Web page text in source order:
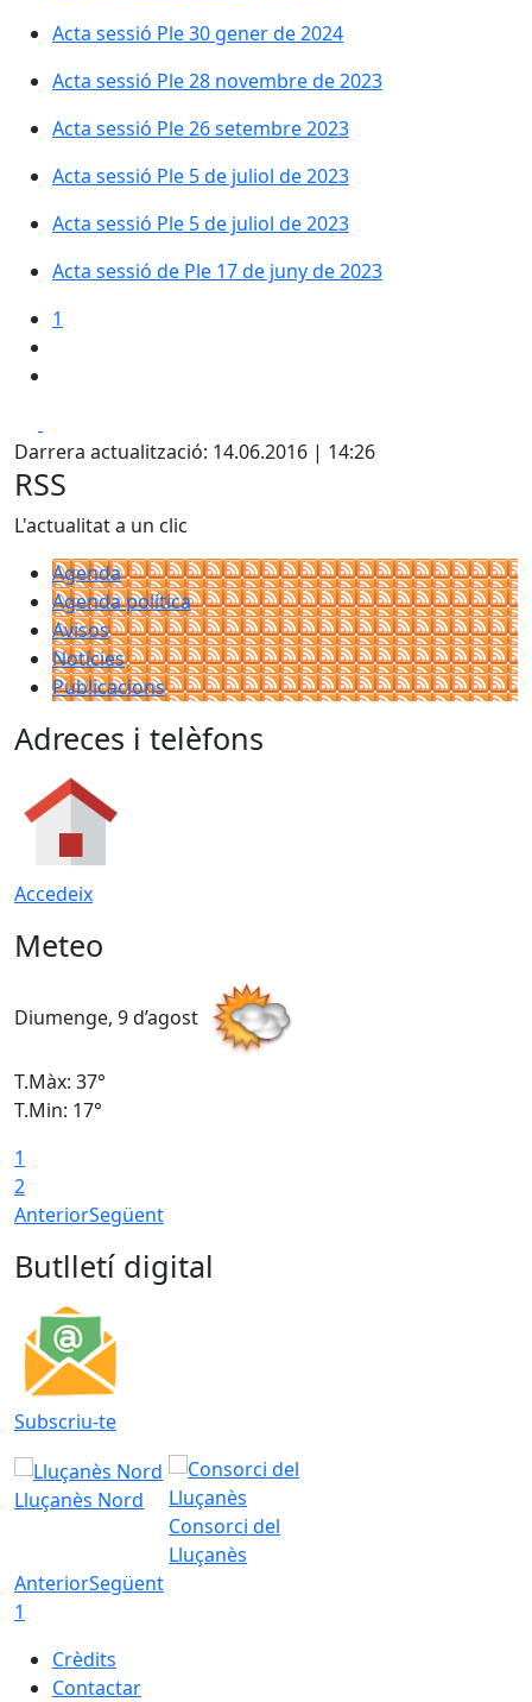
Acta sessió Ple 30 gener de 2024
Acta sessió Ple 28 novembre de 2023
Acta sessió Ple 26 setembre 2023
Acta sessió Ple 5 de juliol de 2023
Acta sessió Ple 5 de juliol de 2023
Acta sessió de Ple 17 de juny de 2023
1
Darrera actualització: 14.06.2016 | 14:26
RSS
L'actualitat a un clic
Agenda
Agenda política
Avisos
Notícies
Publicacions
Adreces i telèfons
Accedeix
Meteo
Diumenge, 9 d’agost
T.Màx: 37°
T.Min: 17°
1
2
AnteriorSegüent
Butlletí digital
Subscriu-te
Lluçanès Nord
Consorci del
Lluçanès
AnteriorSegüent
1
Crèdits
Contactar